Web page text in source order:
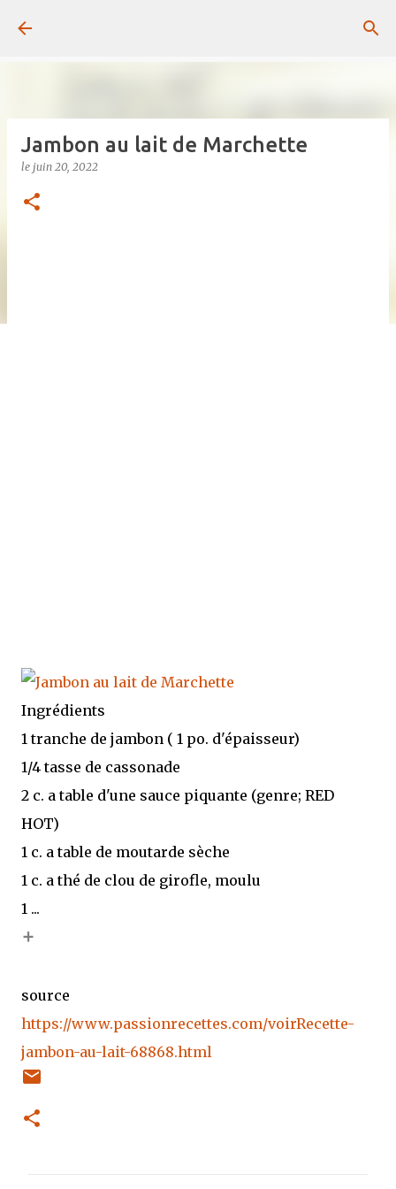
Jambon au lait de Marchette
le juin 20, 2022
Ingrédients
1 tranche de jambon ( 1 po. d'épaisseur)
1/4 tasse de cassonade
2 c. a table d'une sauce piquante (genre; RED
HOT)
1 c. a table de moutarde sèche
1 c. a thé de clou de girofle, moulu
1 ...
+
source
https://www.passionrecettes.com/voirRecette-
jambon-au-lait-68868.html